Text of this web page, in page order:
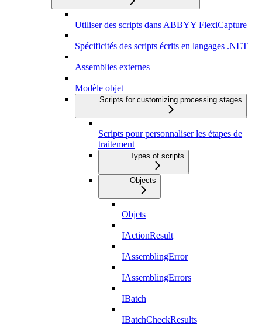
Utiliser des scripts dans ABBYY FlexiCapture
Spécificités des scripts écrits en langages .NET
Assemblies externes
Modèle objet
Scripts for customizing processing stages
Scripts pour personnaliser les étapes de
traitement
Types of scripts
Objects
Objets
IActionResult
IAssemblingError
IAssemblingErrors
IBatch
IBatchCheckResults